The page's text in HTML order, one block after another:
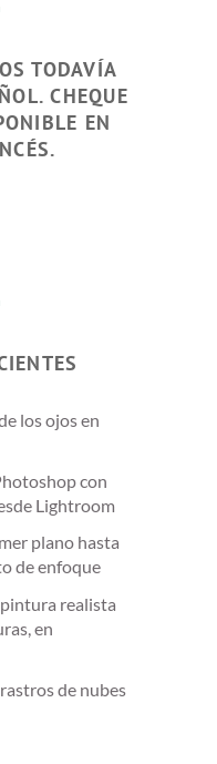
TODAVÍA
CHEQUE
EN
los ojos en
con
Lightroom
plano hasta
de enfoque
realista
en
de nubes